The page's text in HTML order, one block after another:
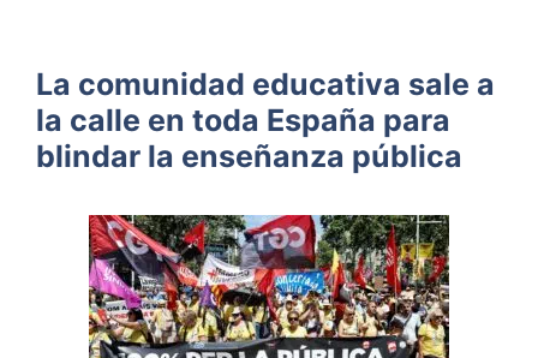
La comunidad educativa sale a
la calle en toda España para
blindar la enseñanza pública